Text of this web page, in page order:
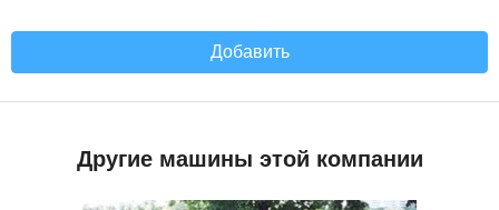
Добавить
Другие машины этой компании